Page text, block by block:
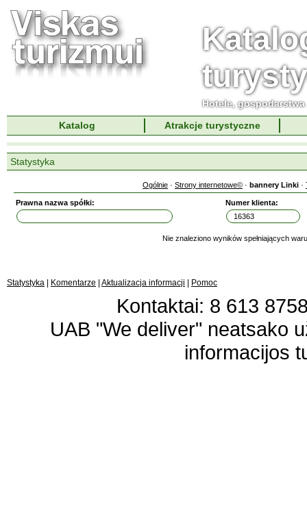
Hotele,
Katalog
Atrakcje turystyczne
Statystyka
Ogólnie · Strony internetowe© · bannery Linki ·
Prawna nazwa spółki: Numer klienta:
Nie znaleziono wyników spełniających
Statystyka Komentarze Aktualizacja informacji Pomoc
Kontaktai: 8 613
UAB "We deliver" neatsako
informacijos